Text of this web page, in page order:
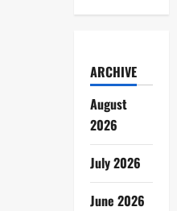
ARCHIVE
August
2026
July 2026
June 2026